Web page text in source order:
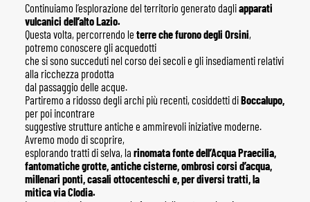
Continuiamo l’esplorazione del territorio generato dagliapparati
vulcanici dell’alto Lazio.
Questa volta, percorrendo le terre che furono degli Orsini,
potremo conoscere gli acquedotti
che si sono succeduti nel corso dei secoli e gli insediamenti relativi
alla ricchezza prodotta
dal passaggio delle acque.
Partiremo a ridosso degli archi più recenti, cosiddetti diBoccalupo,
per poi incontrare
suggestive strutture antiche e ammirevoli iniziative moderne.
Avremo modo di scoprire,
esplorando tratti di selva, la rinomata fonte dell’Acqua Praecilia,
fantomatiche grotte, antichecisterne, ombrosi corsi d’acqua,
millenari ponti, casali ottocenteschi e, per diversi tratti, la
mitica via Clodia.